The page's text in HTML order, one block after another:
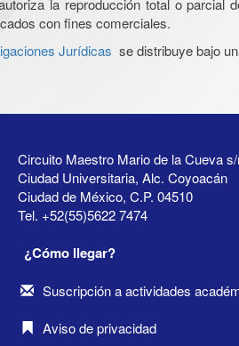
la reproducción total o parcial
con fines comerciales.
Jurídicas se distribuye bajo
Circuito Maestro Mario de la Cueva
Ciudad Universitaria, Alc. Coyoacán
Ciudad de México, C.P. 04510
Tel. +52(55)5622 7474
¿Cómo llegar?
Suscripción a actividades
Aviso de privacidad